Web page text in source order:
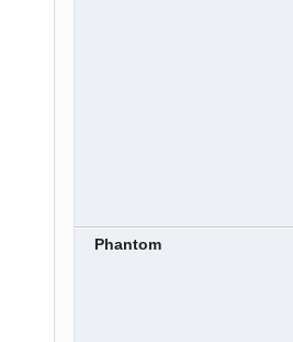
Phantom